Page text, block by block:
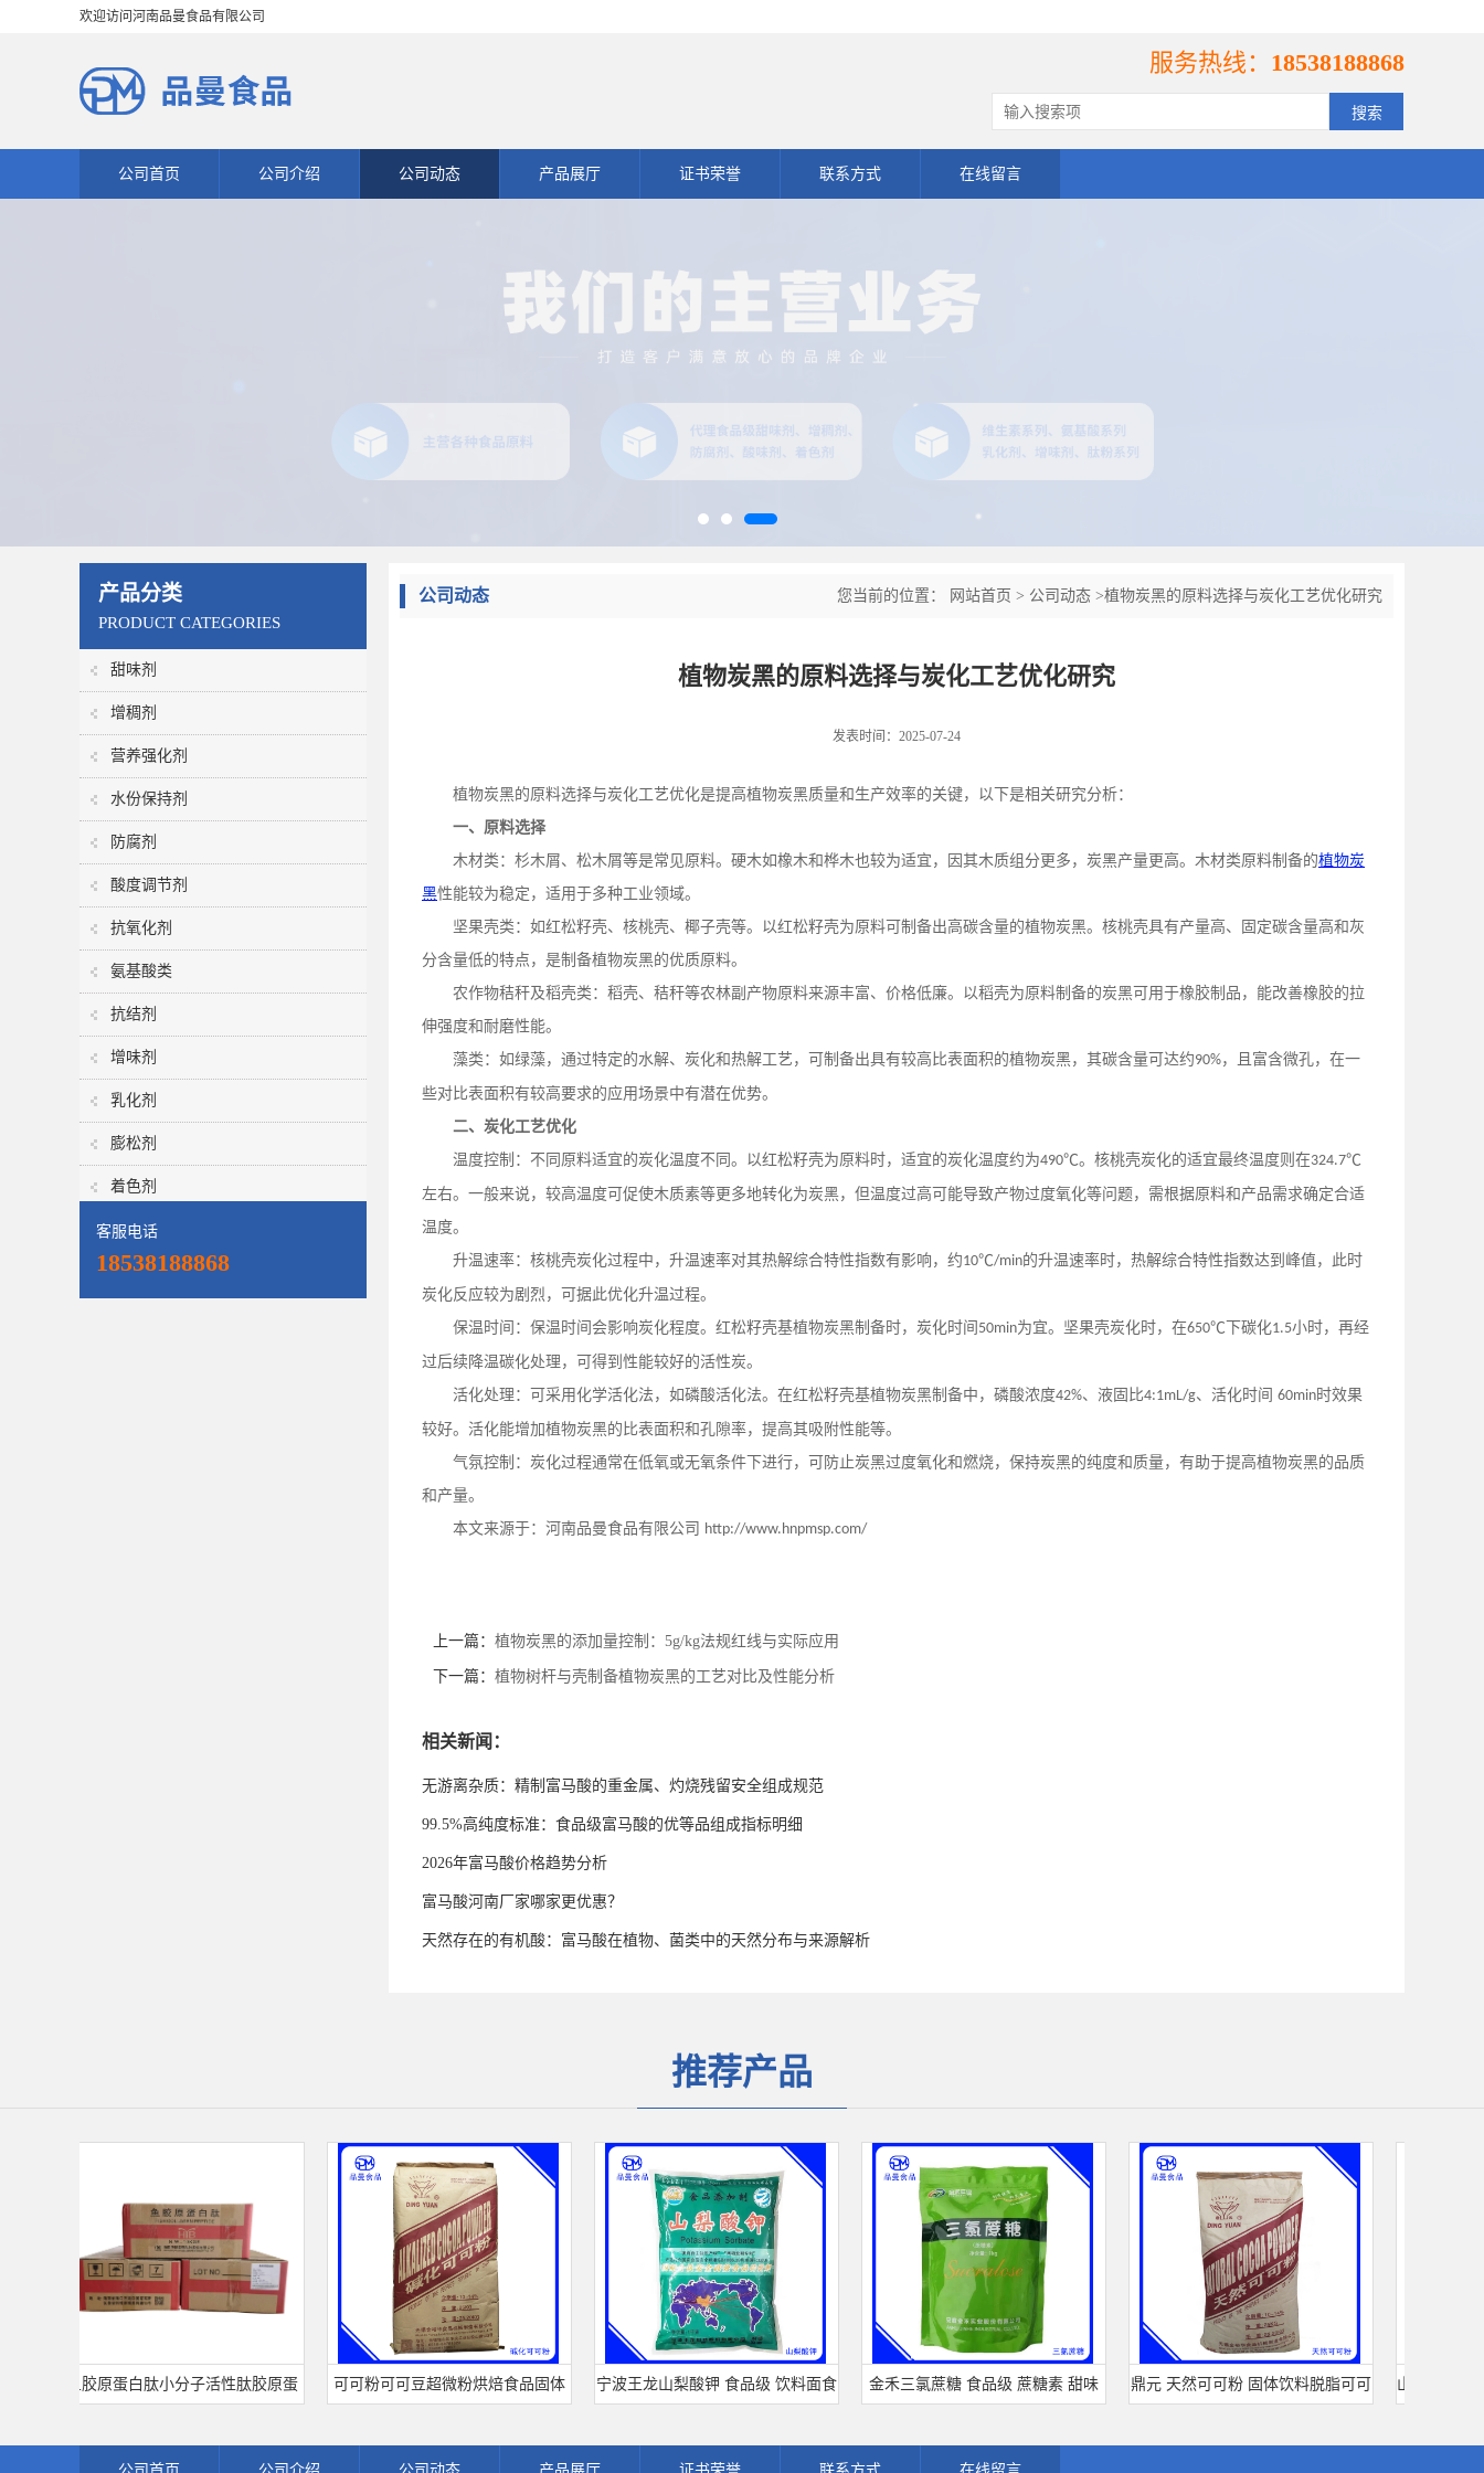
欢迎访问河南品曼食品有限公司
服务热线： 18538188868
公司首页 公司介绍 公司动态 产品展厅 证书荣誉 联系方式 在线留言
产品分类
PRODUCT CATEGORIES
甜味剂
增稠剂
营养强化剂
水份保持剂
防腐剂
酸度调节剂
抗氧化剂
氨基酸类
抗结剂
增味剂
乳化剂
膨松剂
着色剂
客服电话
18538188868
公司动态 您当前的位置： 网站首页 > 公司动态 >植物炭黑的原料选择与炭化工艺优化研究
植物炭黑的原料选择与炭化工艺优化研究
发表时间：2025-07-24
植物炭黑的原料选择与炭化工艺优化是提高植物炭黑质量和生产效率的关键，以下是相关研究分析：
一、原料选择
木材类：杉木屑、松木屑等是常见原料。硬木如橡木和桦木也较为适宜，因其木质组分更多，炭黑产量更高。木材类原料制备的植物炭
黑性能较为稳定，适用于多种工业领域。
坚果壳类：如红松籽壳、核桃壳、椰子壳等。以红松籽壳为原料可制备出高碳含量的植物炭黑。核桃壳具有产量高、固定碳含量高和灰
分含量低的特点，是制备植物炭黑的优质原料。
农作物秸秆及稻壳类：稻壳、秸秆等农林副产物原料来源丰富、价格低廉。以稻壳为原料制备的炭黑可用于橡胶制品，能改善橡胶的拉
伸强度和耐磨性能。
藻类：如绿藻，通过特定的水解、炭化和热解工艺，可制备出具有较高比表面积的植物炭黑，其碳含量可达约90%，且富含微孔，在一
些对比表面积有较高要求的应用场景中有潜在优势。
二、炭化工艺优化
温度控制：不同原料适宜的炭化温度不同。以红松籽壳为原料时，适宜的炭化温度约为490℃。核桃壳炭化的适宜最终温度则在324.7℃
左右。一般来说，较高温度可促使木质素等更多地转化为炭黑，但温度过高可能导致产物过度氧化等问题，需根据原料和产品需求确定合适
温度。
升温速率：核桃壳炭化过程中，升温速率对其热解综合特性指数有影响，约10℃/min的升温速率时，热解综合特性指数达到峰值，此时
炭化反应较为剧烈，可据此优化升温过程。
保温时间：保温时间会影响炭化程度。红松籽壳基植物炭黑制备时，炭化时间 50min为宜。坚果壳炭化时，在650℃下碳化1.5小时，再经
过后续降温碳化处理，可得到性能较好的活性炭。
活化处理：可采用化学活化法，如磷酸活化法。在红松籽壳基植物炭黑制备中，磷酸浓度42%、液固比4:1mL/g、活化时间 60min时效果
较好。活化能增加植物炭黑的比表面积和孔隙率，提高其吸附性能等。
气氛控制：炭化过程通常在低氧或无氧条件下进行，可防止炭黑过度氧化和燃烧，保持炭黑的纯度和质量，有助于提高植物炭黑的品质
和产量。
本文来源于：河南品曼食品有限公司 http://www.hnpmsp.com/
上一篇： 植物炭黑的添加量控制：5g/kg法规红线与实际应用
下一篇： 植物树杆与壳制备植物炭黑的工艺对比及性能分析
相关新闻：
无游离杂质：精制富马酸的重金属、灼烧残留安全组成规范
99.5%高纯度标准：食品级富马酸的优等品组成指标明细
2026年富马酸价格趋势分析
富马酸河南厂家哪家更优惠？
天然存在的有机酸：富马酸在植物、菌类中的天然分布与来源解析
推荐产品
鱼胶原蛋白肽小分子活性肽胶原蛋 可可粉可可豆超微粉烘焙食品固体 宁波王龙山梨酸钾 食品级 饮料面食 金禾三氯蔗糖 食品级 蔗糖素 甜味 鼎元 天然可可粉 固体饮料脱脂可可 山松生物 大豆